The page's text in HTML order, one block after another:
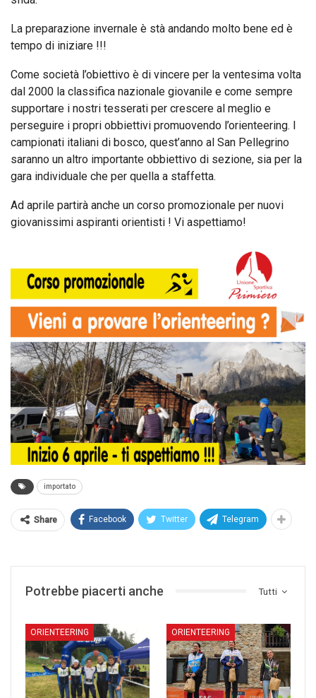
La preparazione invernale è stà andando molto bene ed è
tempo di iniziare !!!
Come società l’obiettivo è di vincere per la ventesima volta
dal 2000 la classifica nazionale giovanile e come sempre
supportare i nostri tesserati per crescere al meglio e
perseguire i propri obbiettivi promuovendo l’orienteering. I
campionati italiani di bosco, quest’anno al San Pellegrino
saranno un altro importante obbiettivo di sezione, sia per la
gara individuale che per quella a staffetta.
Ad aprile partirà anche un corso promozionale per nuovi
giovanissimi aspiranti orientisti ! Vi aspettiamo!
importato
Share Facebook Twitter Telegram
Tutti
Potrebbe piacerti anche
ORIENTEERING ORIENTEERING